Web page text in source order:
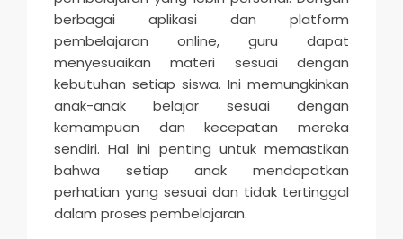
berbagai aplikasi dan platform
pembelajaran online, guru dapat
menyesuaikan materi sesuai dengan
kebutuhan setiap siswa. Ini memungkinkan
anak-anak belajar sesuai dengan
kemampuan dan kecepatan mereka
sendiri. Hal ini penting untuk memastikan
bahwa setiap anak mendapatkan
perhatian yang sesuai dan tidak tertinggal
dalam proses pembelajaran.